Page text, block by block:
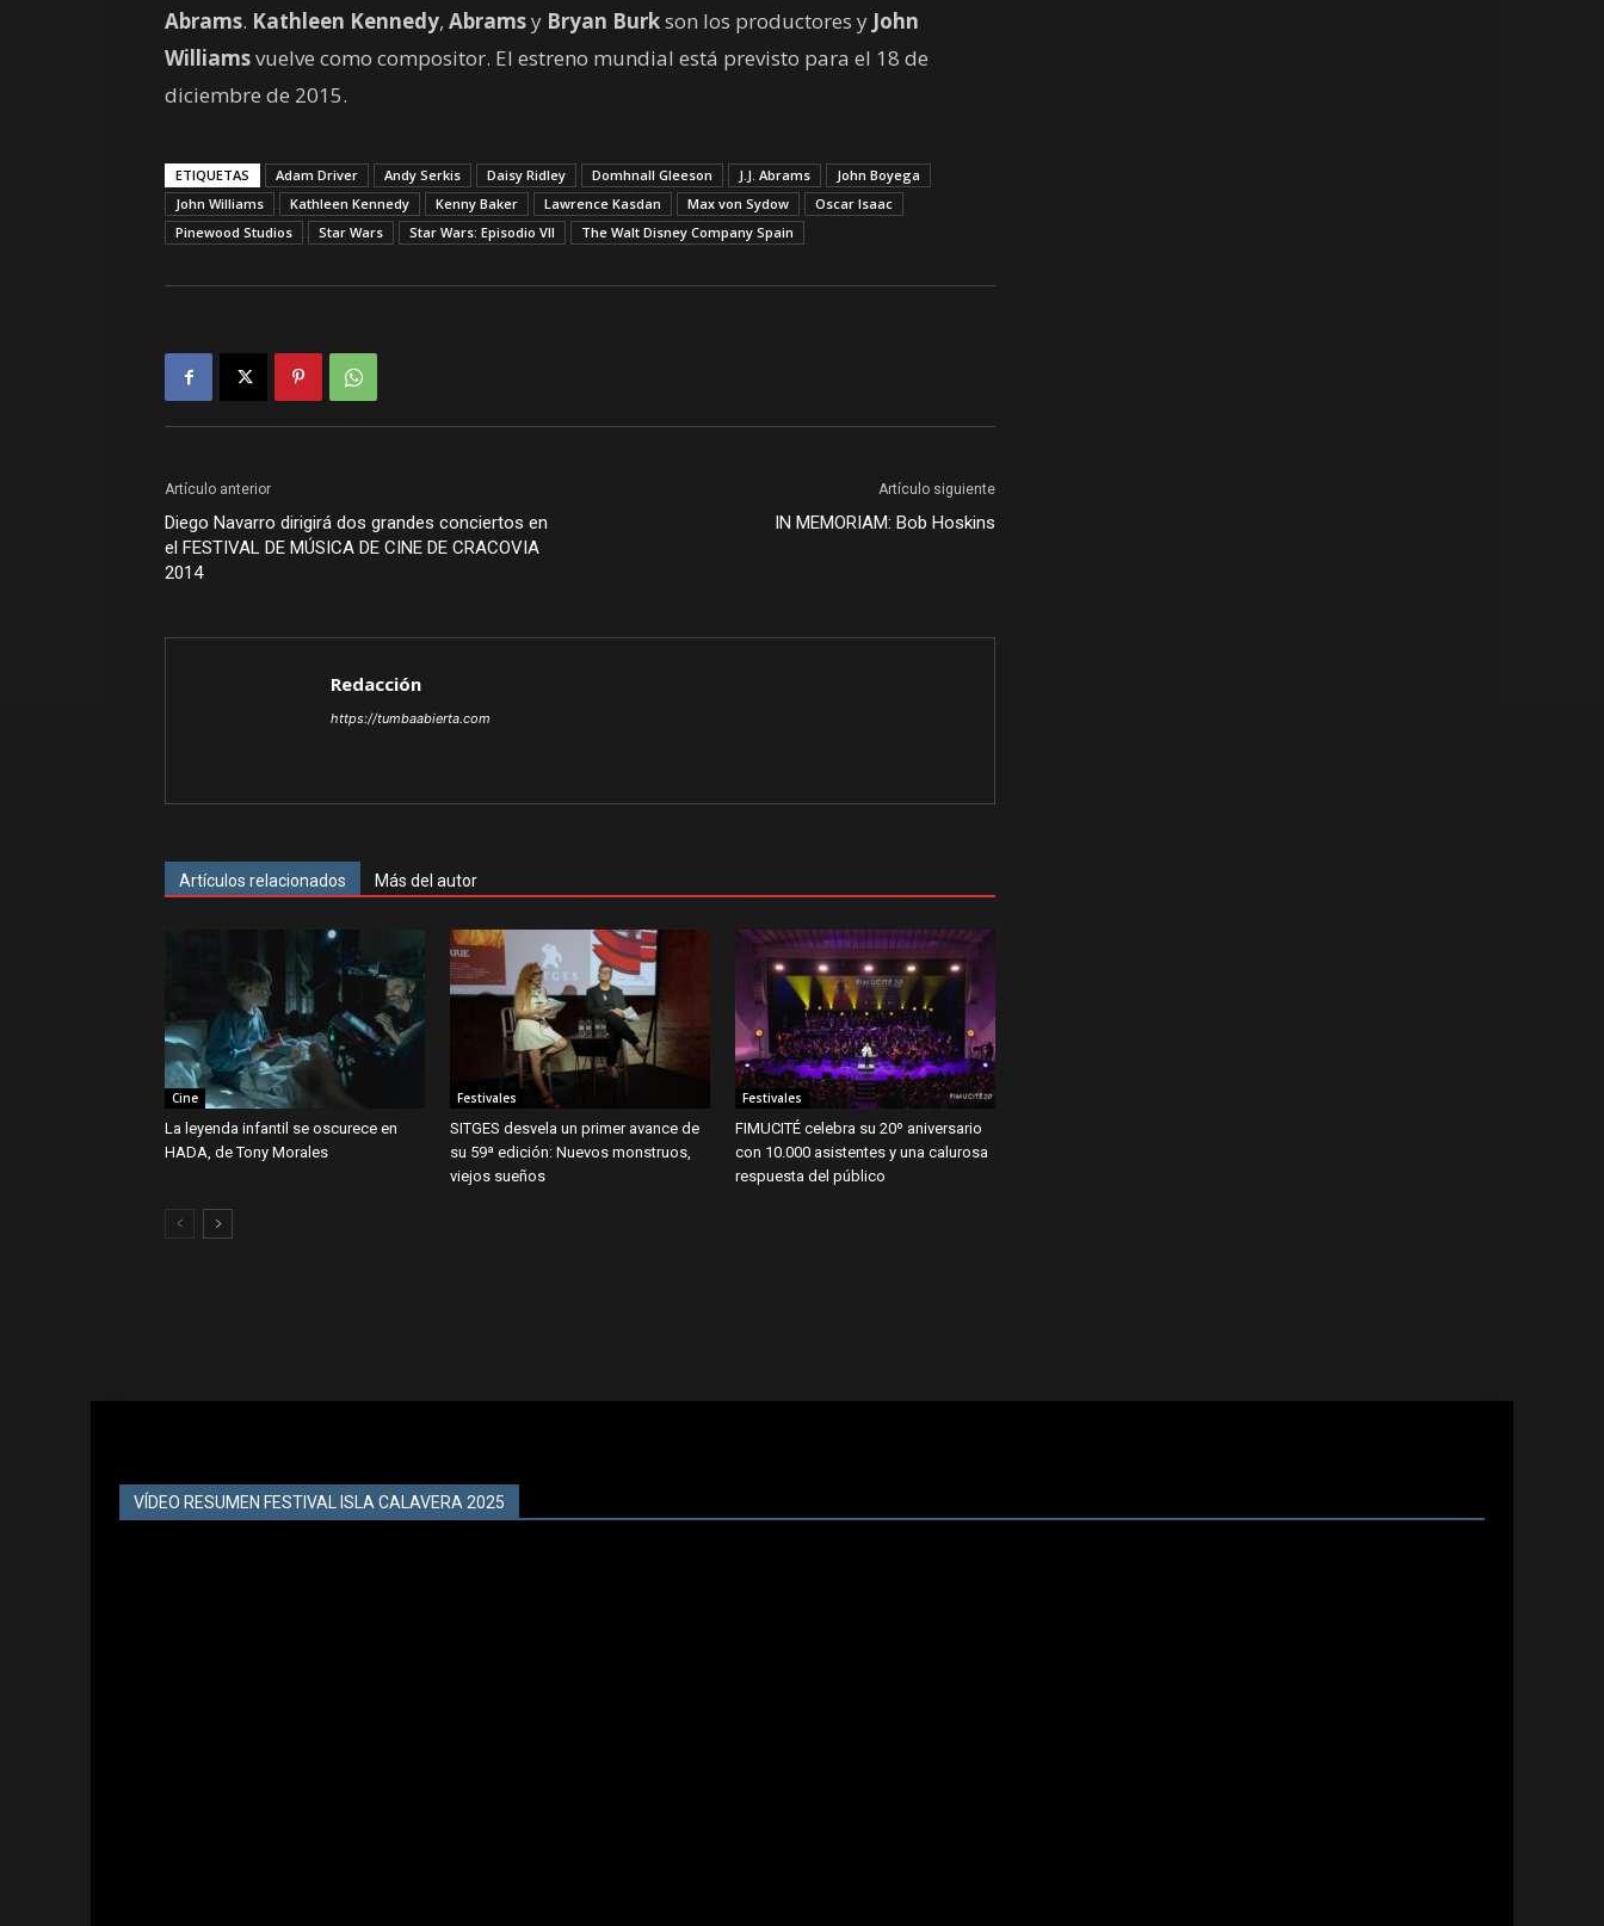
Abrams. Kathleen Kennedy, Abramsy Bryan Burkson los productores y John
Williamsvuelve como compositor. El estreno mundial está previsto para el 18 de
diciembre de 2015.
ETIQUETAS Adam Driver Andy Serkis Daisy Ridley Domhnall Gleeson J.J. Abrams
John Boyega
John Williams
Kathleen Kennedy Kenny Baker Lawrence Kasdan Max von Sydow
Oscar Isaac
Pinewood Studios
Star Wars Star Wars: Episodio VII The Walt Disney Company Spain
Artículo anterior
Diego Navarro dirigirá dos grandes conciertos en
el FESTIVAL DE MÚSICA DE CINE DE CRACOVIA
2014
Artículo siguiente
IN MEMORIAM: Bob Hoskins
Redacción
https://tumbaabierta.com
Artículos relacionados Más del autor
Cine
La leyenda infantil se oscurece en
HADA, de Tony Morales
Festivales
SITGES desvela un primer avance de
su 59ª edición: Nuevos monstruos,
viejos sueños
Festivales
FIMUCITÉ celebra su 20º aniversario
con 10.000 asistentes y una calurosa
respuesta del público
VÍDEO RESUMEN FESTIVAL ISLA CALAVERA 2025